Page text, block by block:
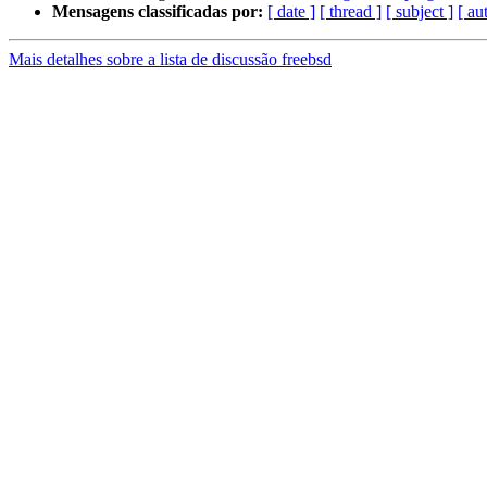
Mensagens classificadas por: [ date ] [ thread ] [ subject ] [
Mais detalhes sobre a lista de discussão freebsd